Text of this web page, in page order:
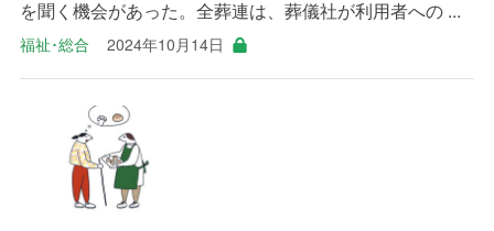
を聞く機会があった。全葬連は、葬儀社が利用者への ...
福祉･総合 2024年10月14日